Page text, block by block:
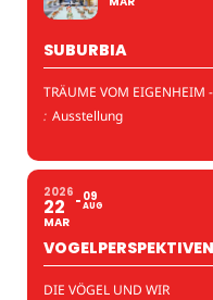
SUBURBIA
TRÄUME VOM EIGENHEIM
: Ausstellung
2026
22
MAR
09
AUG
VOGELPERSPEKTIVEN
DIE VÖGEL UND WIR